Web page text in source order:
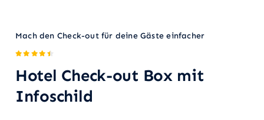
Mach den Check-out für deine Gäste einfacher
Hotel Check-out Box mit
Infoschild